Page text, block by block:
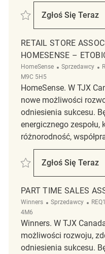
Zapisać Retail Store
Zgłoś Się Teraz
Retail
RETAIL STORE
HOMESENSE –
HomeSense Kategoria
Sprzedawcy
M9C 5H5
HomeSense. W TJX
nowe możliwości
odniesienia sukcesu.
energicznego zespołu,
różnorodność,
Zapisać Retail Store
Zgłoś Się Teraz
Retail
PART TIME SALES
Winners Kategoria
Sprzedawcy ReqId
4M6
Winners. W TJX
możliwości rozwoju,
odniesienia sukcesu.